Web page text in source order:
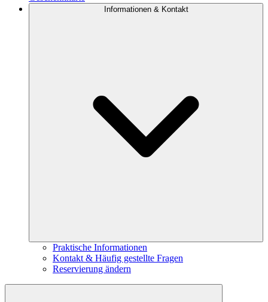
Informationen & Kontakt
Praktische Informationen
Kontakt & Häufig gestellte Fragen
Reservierung ändern